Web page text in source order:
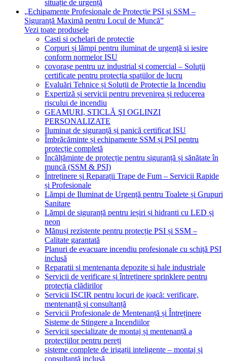
situație de urgență
„Echipamente Profesionale de Protecție PSI și SSM –
Siguranță Maximă pentru Locul de Muncă”
Vezi toate produsele
Casti si ochelari de protectie
Corpuri și lămpi pentru iluminat de urgență si iesire
conform normelor ISU
covorașe pentru uz industrial și comercial – Soluții
certificate pentru protecția spațiilor de lucru
Evaluări Tehnice și Soluții de Protecție la Incendiu
Expertiză și servicii pentru prevenirea și reducerea
riscului de incendiu
GEAMURI, STICLĂ ŞI OGLINZI
PERSONALIZATE
Iluminat de siguranță și panică certificat ISU
Îmbrăcăminte și echipamente SSM și PSI pentru
protecție completă
Încălțăminte de protecție pentru siguranță și sănătate în
muncă (SSM & PSI)
Întreținere și Reparații Trape de Fum – Servicii Rapide
și Profesionale
Lămpi de Iluminat de Urgență pentru Toalete și Grupuri
Sanitare
Lămpi de siguranță pentru ieșiri și hidranti cu LED și
neon
Mănuși rezistente pentru protecție PSI și SSM –
Calitate garantată
Planuri de evacuare incendiu profesionale cu schiță PSI
inclusă
Reparatii si mentenanta depozite si hale industriale
Servicii de verificare și întreținere sprinklere pentru
protecția clădirilor
Servicii ISCIR pentru locuri de joacă: verificare,
mentenanță și consultanță
Servicii Profesionale de Mentenanță și Întreținere
Sisteme de Stingere a Incendiilor
Servicii specializate de montaj și mentenanță a
protecțiilor pentru pereți
sisteme complete de irigații inteligente – montaj și
consultanță inclusă